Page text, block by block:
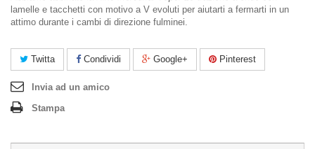
lamelle e tacchetti con motivo a V evoluti per aiutarti a fermarti in un
attimo durante i cambi di direzione fulminei.
Twitta Condividi Google+ Pinterest
Invia ad un amico
Stampa